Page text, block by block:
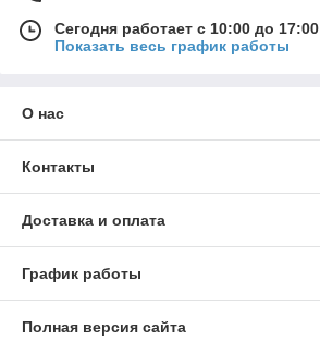
Сегодня работает с 10:00 до 17:00
Показать весь график работы
О нас
Контакты
Доставка и оплата
График работы
Полная версия сайта